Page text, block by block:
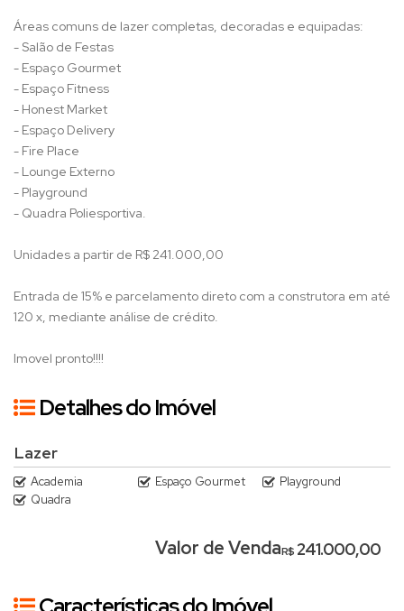
Áreas comuns de lazer completas, decoradas e equipadas:
- Salão de Festas
- Espaço Gourmet
- Espaço Fitness
- Honest Market
- Espaço Delivery
- Fire Place
- Lounge Externo
- Playground
- Quadra Poliesportiva.
Unidades a partir de R$ 241.000,00
Entrada de 15% e parcelamento direto com a construtora em até
120 x, mediante análise de crédito.
Imovel pronto!!!!
Detalhes do Imóvel
Lazer
Academia Espaço Gourmet
Playground
Quadra
R$ 241.000,00
Valor de Venda